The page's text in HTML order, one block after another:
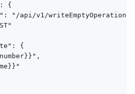
{
"/api/v1/writeEmptyOperation",
{